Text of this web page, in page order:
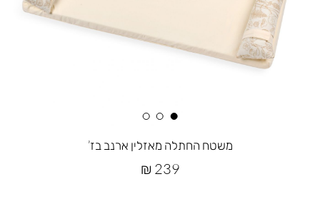
משטח החתלה מאזלין ארנב בז’
מחיר
239 ₪